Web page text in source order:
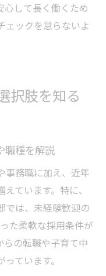
心して長く働くため
ェックを怠らないよ
択肢を知る
職種を解説
事務職に加え、近年
ています。特に、
では、未経験歓迎の
た柔軟な採用条件が
らの転職や子育て中
ています。